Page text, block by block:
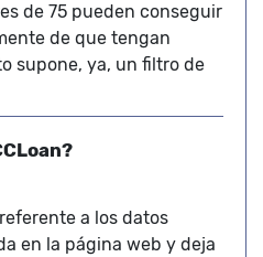
de 75 pueden conseguir
de que tengan
supone, ya, un filtro de
a los datos
en la página web y deja